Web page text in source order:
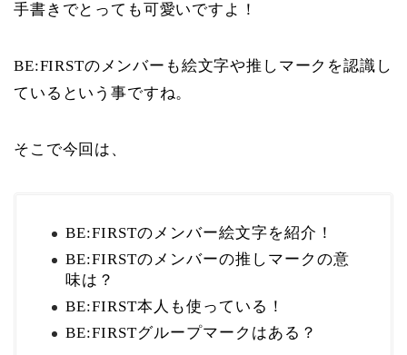
手書きでとっても可愛いですよ！
BE:FIRSTのメンバーも絵文字や推しマークを認識し
ているという事ですね。
そこで今回は、
BE:FIRSTのメンバー絵文字を紹介！
BE:FIRSTのメンバーの推しマークの意
味は？
BE:FIRST本人も使っている！
BE:FIRSTグループマークはある？